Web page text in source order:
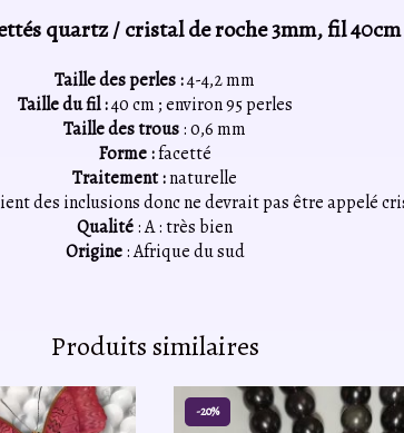
quartz / cristal de roche 3mm, fil 40cm
Taille des perles :4-4,2 mm
Taille du fil :40 cm ; environ 95 perles
Taille des trous: 0,6 mm
Forme :facetté
Traitement :naturelle
des inclusions donc ne devrait pas être appelé
Qualité: A : très bien
Origine: Afrique du sud
Produits similaires
-20%